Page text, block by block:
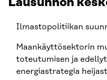
Ilmastopolitiikan
Maankäyttösektorin
toteutumisen ja
energiastrategia